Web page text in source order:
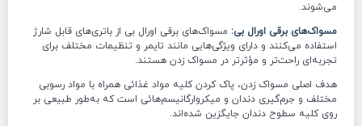
می‌شوند.
مسواک‌های برقی اورال بی: مسواک‌های برقی اورال بی از باتری‌های قابل شارژ
استفاده می‌کنند و دارای ویژگی‌هایی مانند تایمر و تنظیمات مختلف برای
تجربه‌ای راحت‌تر و مؤثرتر در مسواک زدن هستند.
هدف اصلی مسواک زدن، پاک کردن کلیه مواد غذائی همراه با مواد رسوبی
مختلف و جرم‌گیری دندان و میکروارگانیسم‌هائی است که به‌طور طبیعی بر
روی کلیه سطوح دندان جایگزین شده‌اند.